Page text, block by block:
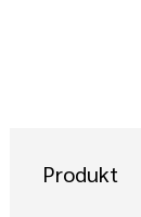
Produkt